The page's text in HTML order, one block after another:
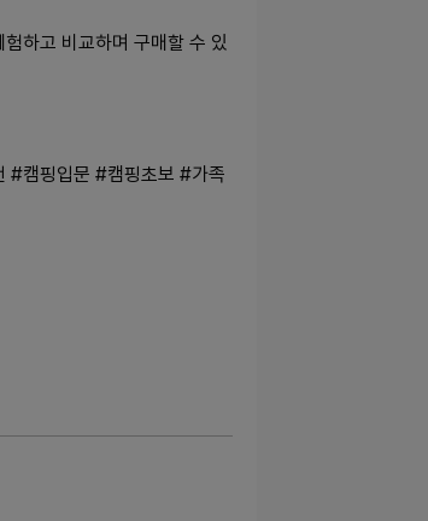
하고 비교하며 구매할 수 있
#캠핑입문 #캠핑초보 #가족